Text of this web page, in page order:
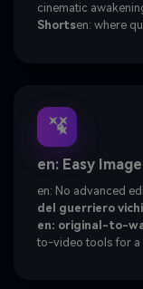
cinematic
Shortsen: where
en: Easy
en: No advanced
del guerriero
en: original-to-
to-video tools for a